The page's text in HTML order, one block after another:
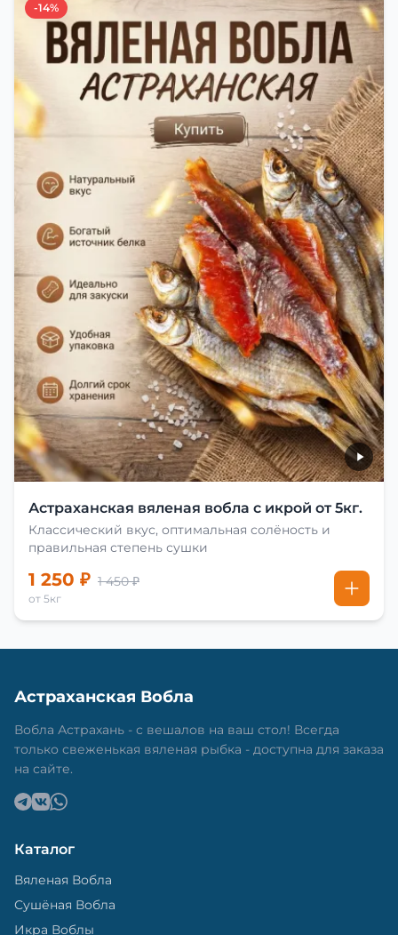
-14%
Астраханская вяленая вобла с икрой от 5кг.
Классический вкус, оптимальная солёность и
правильная степень сушки
1 250 ₽ 1 450 ₽
от 5кг
Астраханская Вобла
Вобла Астрахань - с вешалов на ваш стол! Всегда
только свеженькая вяленая рыбка - доступна для заказа
на сайте.
Каталог
Вяленая Вобла
Сушёная Вобла
Икра Воблы